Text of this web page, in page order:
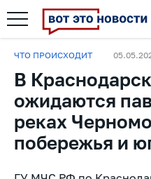
ЧТО ПРОИСХОДИТ
В
ожидаются
реках
побережья и